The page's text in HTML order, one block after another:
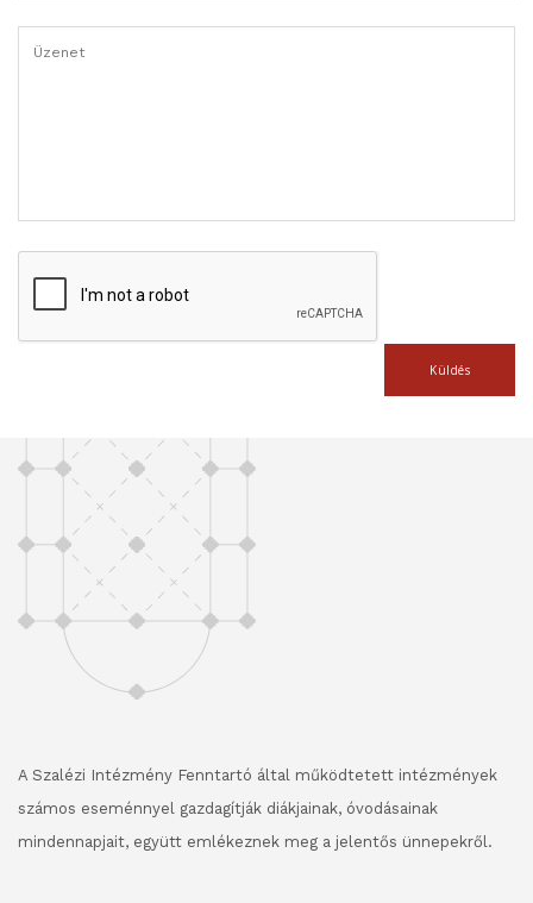
Küldés
A Szalézi Intézmény Fenntartó által működtetett intézmények
számos eseménnyel gazdagítják diákjainak, óvodásainak
mindennapjait, együtt emlékeznek meg a jelentős ünnepekről.